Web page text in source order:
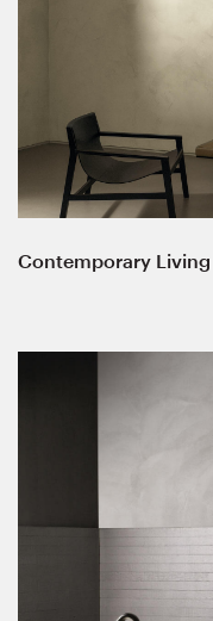
Contemporary Living